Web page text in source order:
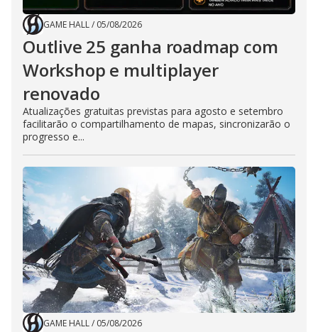
GAME HALL/ 05/08/2026
Outlive 25 ganha roadmap com
Workshop e multiplayer
renovado
Atualizações gratuitas previstas para agosto e setembro
facilitarão o compartilhamento de mapas, sincronizarão o
progresso e...
GAME HALL/ 05/08/2026